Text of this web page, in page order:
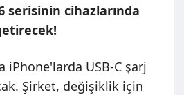
serisinin cihazlarında
iPhone'larda USB-C şarj
Şirket, değişiklik için